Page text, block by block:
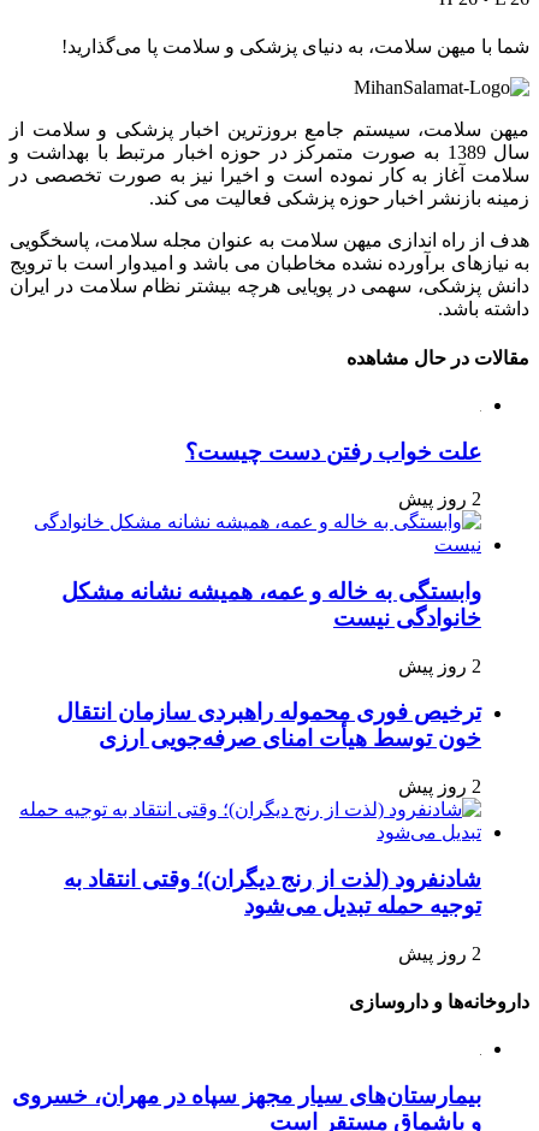
شما با میهن سلامت، به دنیای پزشکی و سلامت پا می‌گذارید!
میهن سلامت، سیستم جامع بروزترین اخبار پزشکی و سلامت از
سال 1389 به صورت متمرکز در حوزه اخبار مرتبط با بهداشت و
سلامت آغاز به کار نموده است و اخیرا نیز به صورت تخصصی در
زمینه بازنشر اخبار حوزه پزشکی فعالیت می کند.
هدف از راه اندازی میهن سلامت به عنوان مجله سلامت، پاسخگویی
به نیازهای برآورده نشده مخاطبان می باشد و امیدوار است با ترویج
دانش پزشکی، سهمی در پویایی هرچه بیشتر نظام سلامت در ایران
داشته باشد.
مقالات در حال مشاهده
علت خواب رفتن دست چیست؟
2 روز پیش
وابستگی به خاله و عمه، همیشه نشانه مشکل
خانوادگی نیست
2 روز پیش
ترخیص فوری محموله راهبردی سازمان انتقال
خون توسط هیأت امنای صرفه‌جویی ارزی
2 روز پیش
شادنفرود (لذت از رنج دیگران)؛ وقتی انتقاد به
توجیه حمله تبدیل می‌شود
2 روز پیش
داروخانه‌ها و داروسازی
بیمارستان‌های سیار مجهز سپاه در مهران، خسروی
و باشماق مستقر است